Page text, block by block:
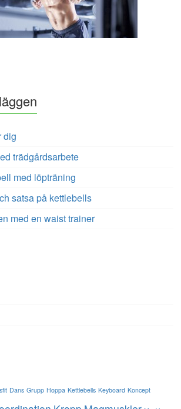
dig
trädgårdsarbete
med löpträning
satsa på kettlebells
med en waist trainer
Dans Grupp Hoppa Kettlebells Keyboard Koncept